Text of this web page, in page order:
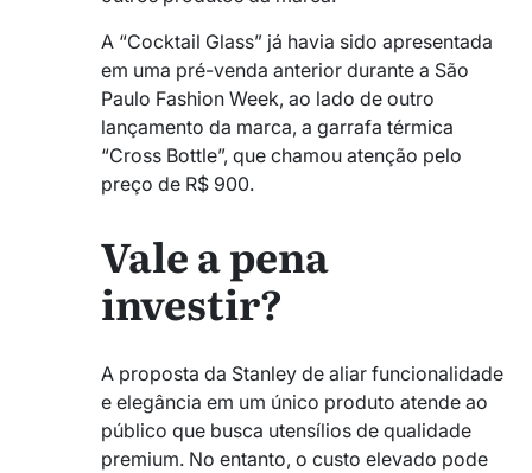
A “Cocktail Glass” já havia sido apresentada
em uma pré-venda anterior durante a São
Paulo Fashion Week, ao lado de outro
lançamento da marca, a garrafa térmica
“Cross Bottle”, que chamou atenção pelo
preço de R$ 900.
Vale a pena
investir?
A proposta da Stanley de aliar funcionalidade
e elegância em um único produto atende ao
público que busca utensílios de qualidade
premium. No entanto, o custo elevado pode